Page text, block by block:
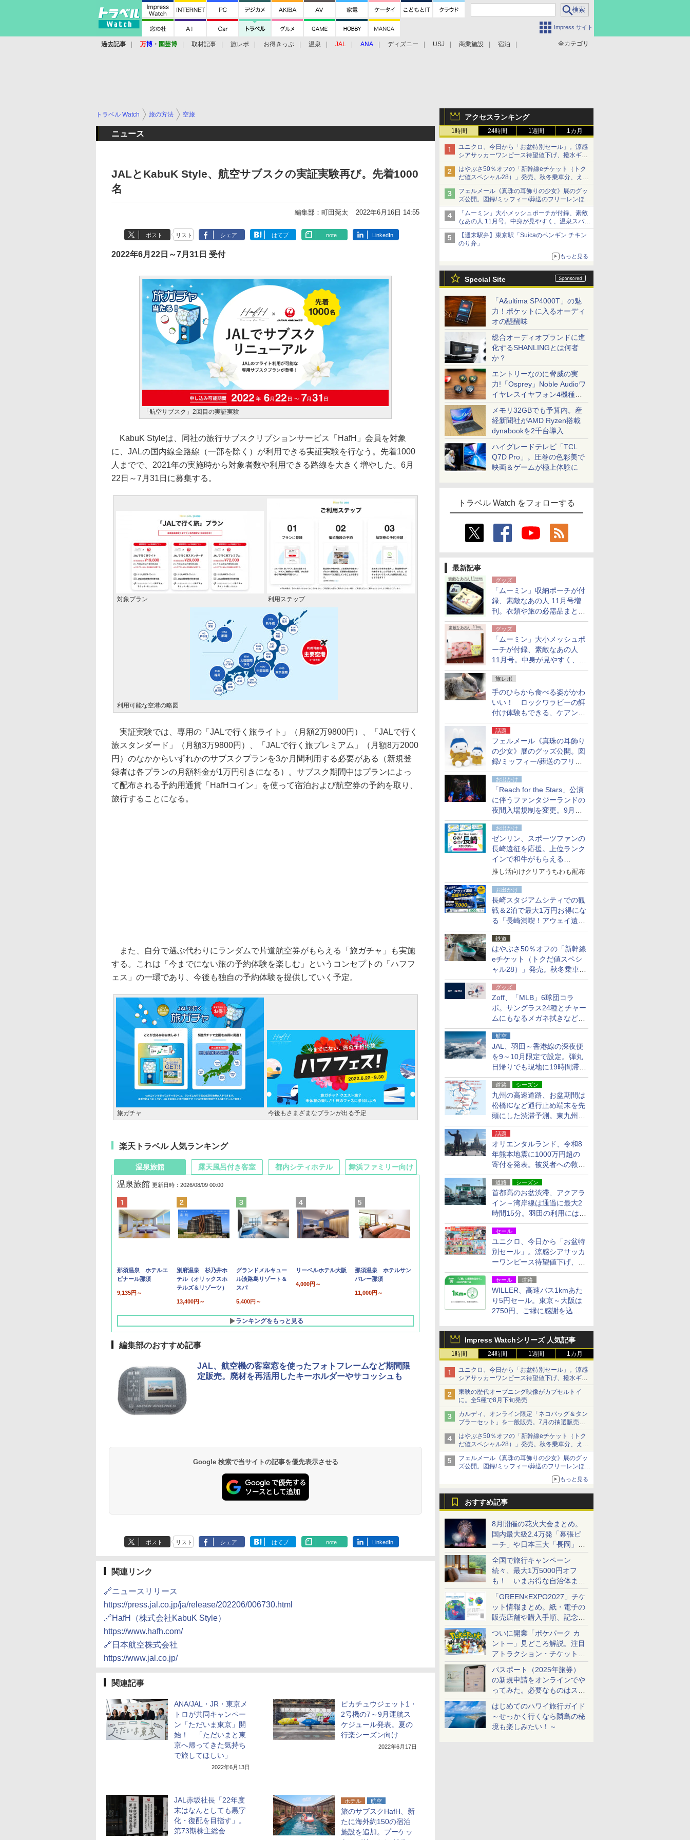
Impress サイト
全カテゴリ
過去記事 万博 ・ 園芸博 取材記事 旅レポ お得きっぷ 温泉 JAL ANA ディズニー USJ 商業施設 宿泊
アクセスランキング
1時間 24時間 1週間 1カ月
ユニクロ、今日から「お盆特別セール」。涼感
シアサッカーワンピース待望値下げ、撥水ギア
ショーツは1990円に
はやぶさ50％オフの「新幹線eチケット（トク
だ値スペシャル28）」発売。秋冬乗車分、えき
ねっと限定
フェルメール《真珠の耳飾りの少女》展のグッ
ズ公開。図録/ミッフィー/葬送のフリーレンほ
か、注目ブランドコラボが実現
「ムーミン」大小メッシュポーチが付録、素敵
なあの人 11月号。中身が見やすく、温泉スパに
も使える
【週末駅弁】東京駅「Suicaのペンギン チキン
のり弁」
もっと見る
Special Site
「A&ultima SP4000T」の魅
力！ポケットに入るオーディ
オの醍醐味
総合オーディオブランドに進
化するSHANLINGとは何者
か？
エントリーなのに脅威の実
力!「Osprey」Noble Audioワ
イヤレスイヤフォン4機種を
一気に聴く
メモリ32GBでも予算内。産
経新聞社がAMD Ryzen搭載
dynabookを2千台導入
ハイグレードテレビ「TCL
Q7D Pro」。圧巻の色彩美で
映画＆ゲームが極上体験に
トラベル Watch をフォローする
最新記事
グッズ
「ムーミン」収納ポーチが付
録、素敵なあの人 11月号増
刊。衣類や旅の必需品まとま
る大小2個セット
グッズ
「ムーミン」大小メッシュポ
ーチが付録、素敵なあの人
11月号。中身が見やすく、温
泉スパにも使える
旅レポ
手のひらから食べる姿がかわ
いい！ ロックワラビーの餌
付け体験もできる、ケアンズ
でアサートン高原の日本語ガ
イド付きツアーに参加してみ
た
話題
フェルメール《真珠の耳飾り
の少女》展のグッズ公開。図
録/ミッフィー/葬送のフリー
レンほか、注目ブランドコラ
ボが実現
お出かけ
「Reach for the Stars」公演
に伴うファンタジーランドの
夜間入場規制を変更。9月か
ら18時50分～20時ごろに
お出かけ
ゼンリン、スポーツファンの
長崎遠征を応援。上位ランク
インで和牛がもらえる
「GO！GO！長崎スタンプラ
推し活向けクリアうちわも配布
お出かけ
長崎スタジアムシティでの観
戦＆2泊で最大1万円お得にな
る「長崎満喫！アウェイ遠征
応援キャンペーン」
鉄道
はやぶさ50％オフの「新幹線
eチケット（トクだ値スペシ
ャル28）」発売。秋冬乗車
分、えきねっと限定
グッズ
Zoff、「MLB」6球団コラ
ボ。サングラス24種とチャー
ムにもなるメガネ拭きなど雑
貨24種
航空
JAL、羽田～香港線の深夜便
を9～10月限定で設定。弾丸
日帰りでも現地に19時間滞在
できる
道路 シーズン
九州の高速道路、お盆期間は
松橋ICなど通行止め端末を先
頭にした渋滞予測。東九州道
への迂回は料金調整を実施
話題
オリエンタルランド、令和8
年熊本地震に1000万円超の
寄付を発表。被災者への救援
活動・復旧支援
道路 シーズン
首都高のお盆渋滞、アクアラ
イン～湾岸線は通過に最大2
時間15分。羽田の利用には
「空港西出口」の利用検討を
セール
ユニクロ、今日から「お盆特
別セール」。涼感シアサッカ
ーワンピース待望値下げ、撥
水ギアショーツは1990円に
セール 道路
WILLER、高速バス1kmあた
り5円セール。東京～大阪は
2750円、ご縁に感謝を込め
Impress Watchシリーズ 人気記事
1時間 24時間 1週間 1カ月
ユニクロ、今日から「お盆特別セール」。涼感
シアサッカーワンピース待望値下げ、撥水ギア
ショーツは1990円に
東映の歴代オープニング映像がカプセルトイ
に。全5種で8月下旬発売
カルディ、オンライン限定「ネコバッグ＆タン
ブラーセット」を一般販売。7月の抽選販売の
当選無効分
はやぶさ50％オフの「新幹線eチケット（トク
だ値スペシャル28）」発売。秋冬乗車分、えき
ねっと限定
フェルメール《真珠の耳飾りの少女》展のグッ
ズ公開。図録/ミッフィー/葬送のフリーレンほ
もっと見る
おすすめ記事
8月開催の花火大会まとめ。
国内最大級2.4万発「幕張ビ
ーチ」や日本三大「長岡」な
ど大型イベント目白押し！
全国で旅行キャンペーン
続々、最大1万5000円オフ
も！ いまお得な自治体まと
め
「GREEN×EXPO2027」チケ
ット情報まとめ。紙・電子の
販売店舗や購入手順、記念チ
ケットも解説
ついに開業「ポケパーク カ
ントー」見どころ解説。注目
アトラクション・チケット手
配・来場前に必要な準備は？
パスポート（2025年旅券）
の新規申請をオンラインでや
ってみた。必要なものはスマ
ホとマイナカードのみ
はじめてのハワイ旅行ガイド
～せっかく行くなら隣島の秘
境も楽しみたい！～
トラベル Watch 旅の方法 空旅
ニュース
JALとKabuK Style、航空サブスクの実証実験再び。先着1000
名
編集部：町田莞太 2022年6月16日 14:55
ポスト リスト シェア はてブ note LinkedIn
2022年6月22日～7月31日 受付
「航空サブスク」2回目の実証実験
KabuK Styleは、同社の旅行サブスクリプションサービス「HafH」会員を対象
に、JALの国内線全路線（一部を除く）が利用できる実証実験を行なう。先着1000
人までで、2021年の実施時から対象者数や利用できる路線を大きく増やした。6月
22日～7月31日に募集する。
対象プラン 利用ステップ
利用可能な空港の略図
実証実験では、専用の「JALで行く旅ライト」（月額2万9800円）、「JALで行く
旅スタンダード」（月額3万9800円）、「JALで行く旅プレミアム」（月額8万2000
円）のなかからいずれかのサブスクプランを3か月間利用する必要がある（新規登
録者は各プランの月額料金が1万円引きになる）。サブスク期間中はプランによっ
て配布される予約用通貨「HafHコイン」を使って宿泊および航空券の予約を取り、
旅行することになる。
また、自分で選ぶ代わりにランダムで片道航空券がもらえる「旅ガチャ」も実施
する。これは「今までにない旅の予約体験を楽しむ」というコンセプトの「ハフフ
ェス」の一環であり、今後も独自の予約体験を提供していく予定。
旅ガチャ 今後もさまざまなプランが出る予定
楽天トラベル 人気ランキング
温泉旅館
温泉旅館 更新日時：2026/08/09 00:00
那須温泉 ホテルエ
ピナール那須
9,135円～
別府温泉 杉乃井ホ
テル（オリックスホ
テルズ＆リゾーツ）
13,400円～
グランドメルキュー
ル淡路島リゾート＆
スパ
5,400円～
リーベルホテル大阪
4,000円～
那須温泉 ホテルサン
バレー那須
11,000円～
ランキングをもっと見る
露天風呂付き客室
10,450円～
19,541円～
都内シティホテル 舞浜ファミリー向け
7,950円～
5,758円～
編集部のおすすめ記事
JAL、航空機の客室窓を使ったフォトフレームなど期間限
定販売。廃材を再活用したキーホルダーやサコッシュも
Google 検索で当サイトの記事を優先表示させる
ポスト リスト シェア はてブ note LinkedIn
関連リンク
🔗ニュースリリース
https://press.jal.co.jp/ja/release/202206/006730.html
🔗HafH（株式会社KabuK Style）
https://www.hafh.com/
🔗日本航空株式会社
https://www.jal.co.jp/
関連記事
ANA/JAL・JR・東京メ
トロが共同キャンペー
ン「ただいま東京」開
始！ 「ただいまと東
京へ帰ってきた気持ち
で旅してほしい」
2022年6月13日
ピカチュウジェット1・
2号機の7～9月運航ス
ケジュール発表。夏の
行楽シーズン向け
2022年6月17日
JAL赤坂社長「22年度
末はなんとしても黒字
化・復配を目指す」。
第73期株主総会
ホテル 航空
旅のサブスクHafH、新
たに海外約150の宿泊
施設を追加。プーケッ